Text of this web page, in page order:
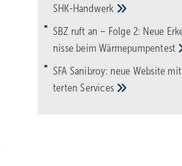
SHK-Handwerk
SBZ ruft an – Folge 2: Neue
nisse beimWärme­pumpen­test
SFA Sanibroy: neue Web­site
tertenServices